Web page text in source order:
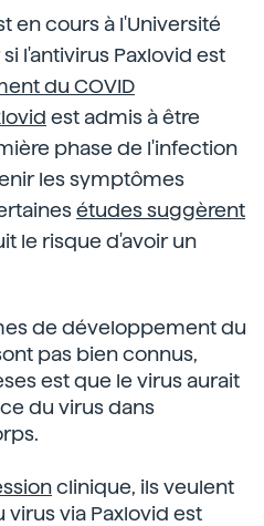
en cours à l'Université
l'antivirus Paxlovid est
du COVID
est admis à être
phase de l'infection
les symptômes
études suggèrent
le risque d'avoir un
de développement du
pas bien connus,
est que le virus aurait
du virus dans
clinique, ils veulent
via Paxlovid est